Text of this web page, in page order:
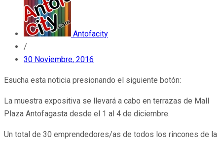
Antofacity
/
30 Noviembre, 2016
Esucha esta noticia presionando el siguiente botón:
La muestra expositiva se llevará a cabo en terrazas de Mall
Plaza Antofagasta desde el 1 al 4 de diciembre.
Un total de 30 emprendedores/as de todos los rincones de la